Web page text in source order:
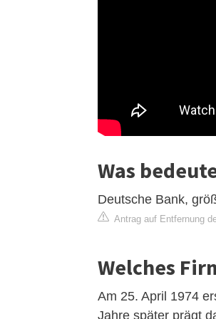
Was
Deutsche Bank,
Antrag auf Entfernung
Welches
Am 25. April 1974
Jahre später prägt